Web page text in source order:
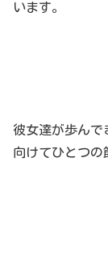
います。
彼女達が歩んで
向けてひとつの